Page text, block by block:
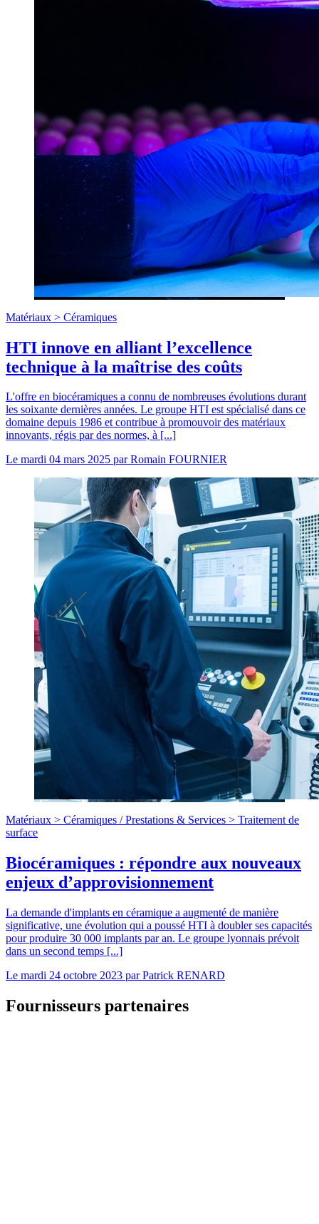
Matériaux > Céramiques
HTI innove en alliant l’excellence
technique à la maîtrise des coûts
L'offre en biocéramiques a connu de nombreuses évolutions durant
les soixante dernières années. Le groupe HTI est spécialisé dans ce
domaine depuis 1986 et contribue à promouvoir des matériaux
innovants, régis par des normes, à [...]
Le mardi 04 mars 2025 parRomain FOURNIER
Matériaux > Céramiques /Prestations & Services > Traitement de
surface
Biocéramiques : répondre aux nouveaux
enjeux d’approvisionnement
La demande d'implants en céramique a augmenté de manière
significative, une évolution qui a poussé HTI à doubler ses capacités
pour produire 30 000 implants par an. Le groupe lyonnais prévoit
dans un second temps [...]
Le mardi 24 octobre 2023 parPatrick RENARD
Fournisseurs partenaires